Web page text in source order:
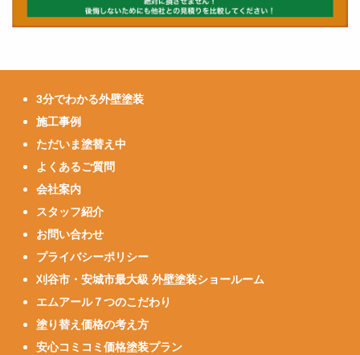
3分でわかる外壁塗装
施工事例
ただいま塗替え中
よくあるご質問
会社案内
スタッフ紹介
お問い合わせ
プライバシーポリシー
刈谷市・安城市最大級 外壁塗装ショールーム
エムアール７つのこだわり
塗り替え価格の考え方
安心コミコミ価格塗装プラン